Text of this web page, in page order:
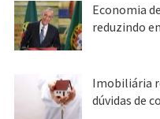
Economia
reduzindo
Imobiliária
dúvidas de